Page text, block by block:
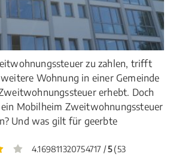
zu zahlen, trifft
Wohnung in einer Gemeinde
erhebt. Doch
Mobilheim Zweitwohnungssteuer
Und was gilt für geerbte
4.169811320754717 /5(53